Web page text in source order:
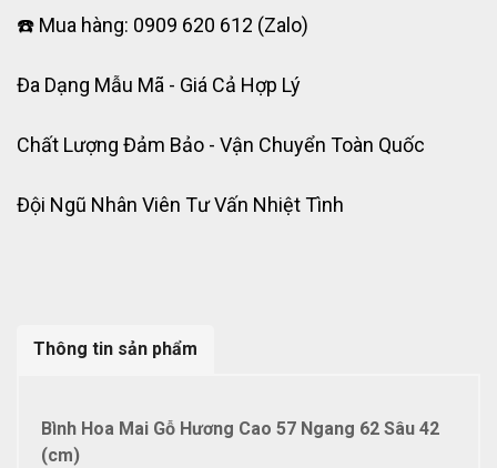
☎️ Mua hàng: 0909 620 612 (Zalo)
Đa Dạng Mẫu Mã - Giá Cả Hợp Lý
Chất Lượng Đảm Bảo - Vận Chuyển Toàn Quốc
Đội Ngũ Nhân Viên Tư Vấn Nhiệt Tình
Thông tin sản phẩm
Bình Hoa Mai Gỗ Hương Cao 57 Ngang 62 Sâu 42
(cm)